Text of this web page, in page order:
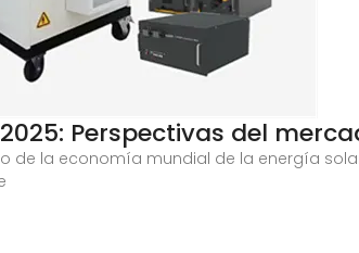
Perspectivas del
de la economía mundial de la energía